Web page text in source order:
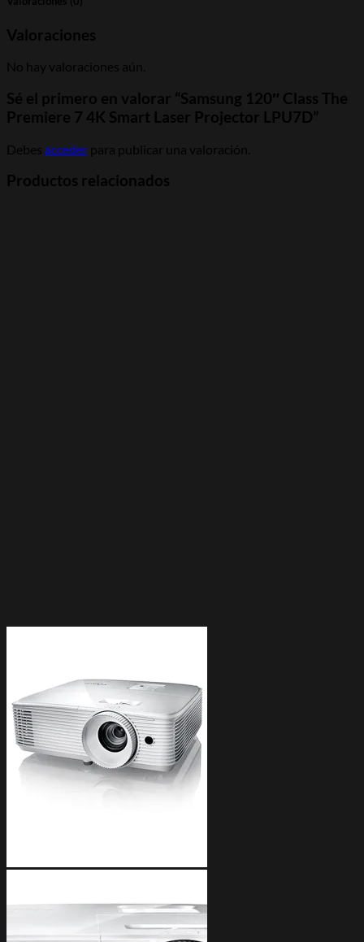
Valoraciones
No hay valoraciones aún.
Sé el primero en valorar “Samsung 120″ Class The
Premiere 7 4K Smart Laser Projector LPU7D”
Debes acceder para publicar una valoración.
Productos relacionados